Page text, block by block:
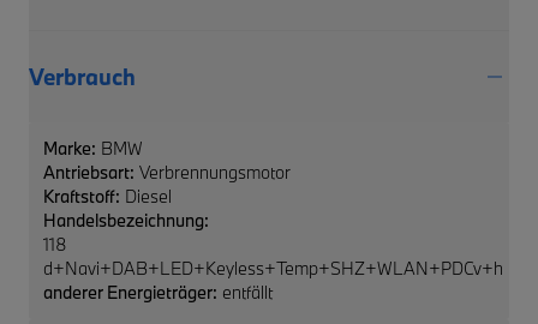
Verbrauch
Marke: BMW
Antriebsart: Verbrennungsmotor
Kraftstoff: Diesel
Handelsbezeichnung:
118
d+Navi+DAB+LED+Keyless+Temp+SHZ+WLAN+PDCv+h
anderer Energieträger: entfällt